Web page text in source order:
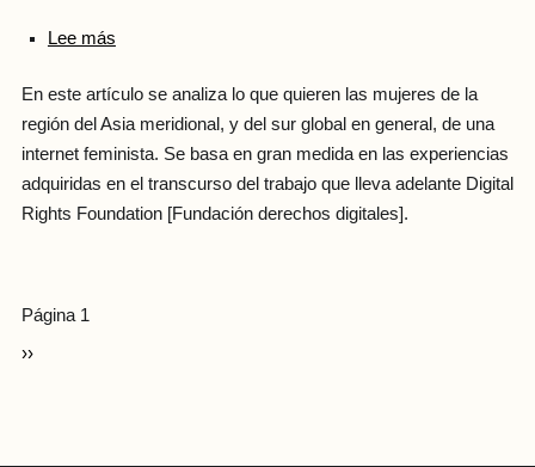
Lee más
En este artículo se analiza lo que quieren las mujeres de la
región del Asia meridional, y del sur global en general, de una
internet feminista. Se basa en gran medida en las experiencias
adquiridas en el transcurso del trabajo que lleva adelante Digital
Rights Foundation [Fundación derechos digitales].
Página 1
››